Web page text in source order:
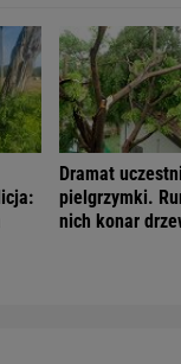
Dramat
pielgrzymki.
nich konar